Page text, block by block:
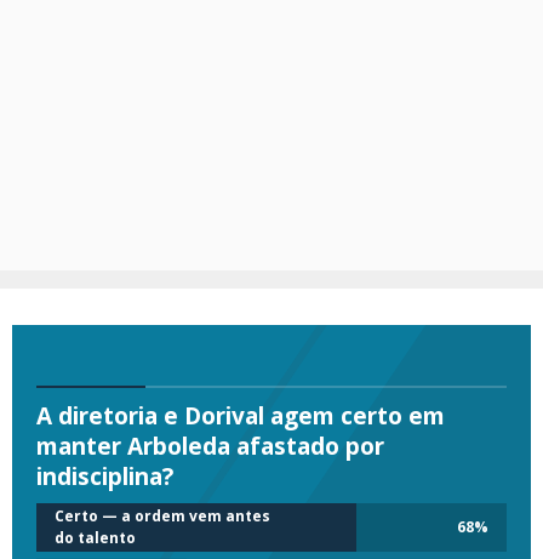
A diretoria e Dorival agem certo em
manter Arboleda afastado por
indisciplina?
Certo — a ordem vem antes
do talento
68%